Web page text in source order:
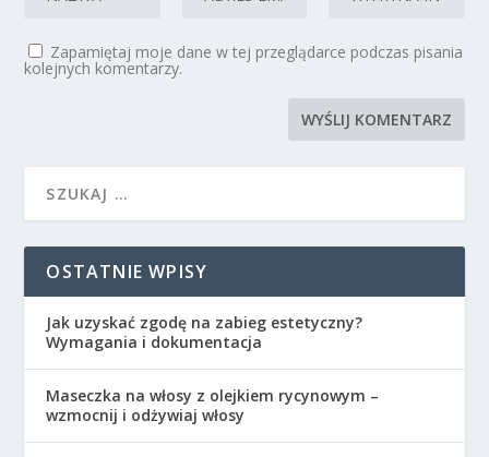
Zapamiętaj moje dane w tej przeglądarce podczas pisania
kolejnych komentarzy.
OSTATNIE WPISY
Jak uzyskać zgodę na zabieg estetyczny?
Wymagania i dokumentacja
Maseczka na włosy z olejkiem rycynowym –
wzmocnij i odżywiaj włosy